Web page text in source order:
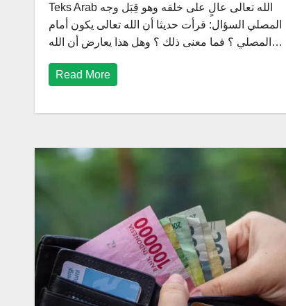
Teks Arab الله تعالى عالٍ على خلقه وهو قِبَل وجه
المصلي السؤال: قرأت حديثا أن الله تعالى يكون أمام
المصلي ؟ فما معنى ذلك ؟ وهل هذا يعارض أن الله…
Read More